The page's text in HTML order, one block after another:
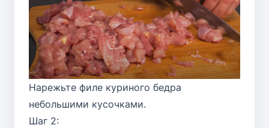
Нарежьте филе куриного бедра
небольшими кусочками.
Шаг 2: